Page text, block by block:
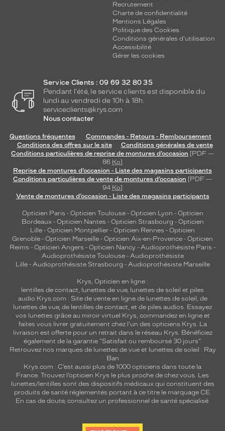
Recrutement
Charte de confidentialité
Mentions Légales
Politique des Cookies
Conditions générales d'utilisation
Accessibilité
Gérer les cookies
Service Clients : 09 69 32 80 35
Pendant l'été, le service clients est disponible du
lundi au vendredi de 10h à 18h.
serviceclients@krys.com
Nous contacter
Questions fréquentes
Commandes - Retours - Remboursement
Conditions des offres sur le site
Conditions générales de vente
Conditions particulières de reprise de montures d’occasion [PDF —
86 Ko]
Reprise de montures d’occasion - Liste des magasins participants
Conditions particulières de vente de montures d’occasion [PDF —
94 Ko]
Vente de montures d’occasion - Liste des magasins participants
Opticien Paris - Opticien Toulouse- Opticien Lyon - Opticien
Bordeaux- Opticien Nantes - Opticien Strasbourg - Opticien
Lille - Opticien Montpellier - Opticien Rennes - Opticien
Grenoble - Opticien Marseille - Opticien Aix-en-Provence - Opticien
Reims - Opticien Angers - Opticien Nancy - Audioprothésiste Paris -
Audioprothésiste Toulouse- Audioprothésiste
Lille- Audioprothésiste Strasbourg - Audioprothésiste Marseille
Krys, Opticien en ligne :
lentilles de contact, lunettes de vue, lunettes de soleil et piles
audio Krys.com : Site de vente en ligne de lunettes de soleil, de
lunettes de vue, de lentilles de contact, et de piles audios. Essayez
vos lunettes grâce au miroir virtuel Krys, commandez en ligne et
faites vous livrer gratuitement chez l'un des opticiens Krys. La
livraison est offerte pour un retrait dans le réseau Krys. Bénéficiez
également de la garantie "Satisfait ou remboursé 30 jours".
Retrouvez nos marques de lunettes de vue et lunettes de soleil : Ray
Ban
Krys.com : C’est aussi plus de 1000 opticiens dans toute la
France. Trouvez l’opticien Krys le plus proche de chez vous. Les
lunettes/lentilles sont des dispositifs médicaux qui constituent des
produits de santé réglementés portant à ce titre le marquage CE.
En cas de doute, consultez un professionnel de santé spécialisé.